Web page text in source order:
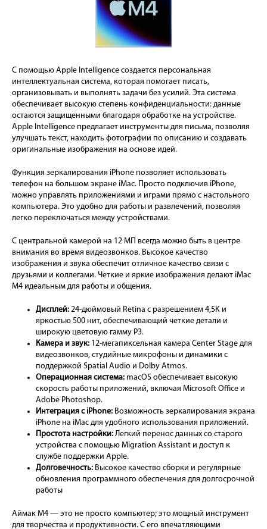
С помощью Apple Intelligence создается персональная
интеллектуальная система, которая помогает писать,
организовывать и выполнять задачи без усилий. Эта система
обеспечивает высокую степень конфиденциальности: данные
остаются защищенными благодаря обработке на устройстве.
Apple Intelligence предлагает инструменты для письма, позволяя
улучшать текст, находить фотографии по описанию и создавать
оригинальные изображения на основе идей.
Функция зеркалирования iPhone позволяет использовать
телефон на большом экране iMac. Просто подключив iPhone,
можно управлять приложениями и играми прямо с настольного
компьютера. Это удобно для работы и развлечений, позволяя
легко переключаться между устройствами.
С центральной камерой на 12 МП всегда можно быть в центре
внимания во время видеозвонков. Высокое качество
изображения и звука обеспечит отличное качество связи с
друзьями и коллегами. Четкие и яркие изображения делают iMac
M4 идеальным для работы и общения.
Дисплей: 24-дюймовый Retina с разрешением 4,5K и
яркостью 500 нит, обеспечивающий четкие детали и
широкую цветовую гамму P3.
Камера и звук: 12-мегапиксельная камера Center Stage для
видеозвонков, студийные микрофоны и динамики с
поддержкой Spatial Audio и Dolby Atmos.
Операционная система: macOS обеспечивает высокую
скорость работы приложений, включая Microsoft Office и
Adobe Photoshop.
Интеграция с iPhone: Возможность зеркалирования экрана
iPhone на iMac для удобного использования приложений.
Простота настройки: Легкий перенос данных со старого
устройства с помощью Migration Assistant и доступ к
службе поддержки Apple.
Долговечность: Высокое качество сборки и регулярные
обновления программного обеспечения для долгосрочной
работы
Аймак М4 — это не просто компьютер; это мощный инструмент
для творчества и продуктивности. С его впечатляющими